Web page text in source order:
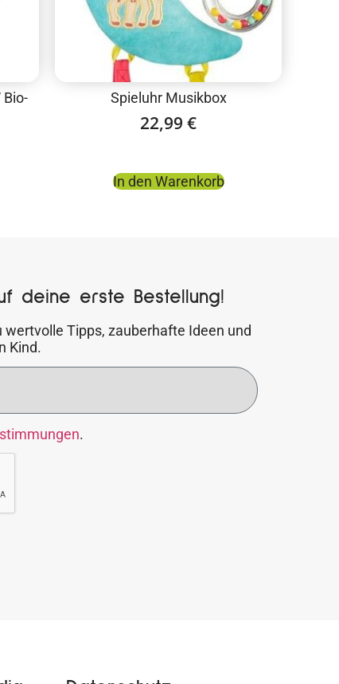
Spieluhr Musikbox
22,99 €
In den Warenkorb
deine erste Bestellung!
Tipps, zauberhafte Ideen und
Kind.
.